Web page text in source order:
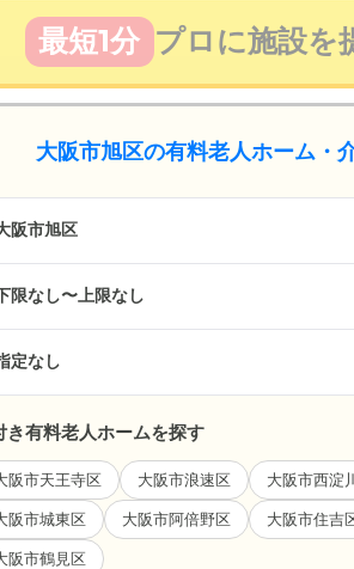
最短1分 プロに施設を
大阪市旭区の有料老人ホーム・
阪市旭区
限なし〜上限なし
定なし
有料老人ホームを探す
阪市天王寺区 大阪市浪速区 大阪市西淀
阪市城東区 大阪市阿倍野区 大阪市住吉
阪市鶴見区